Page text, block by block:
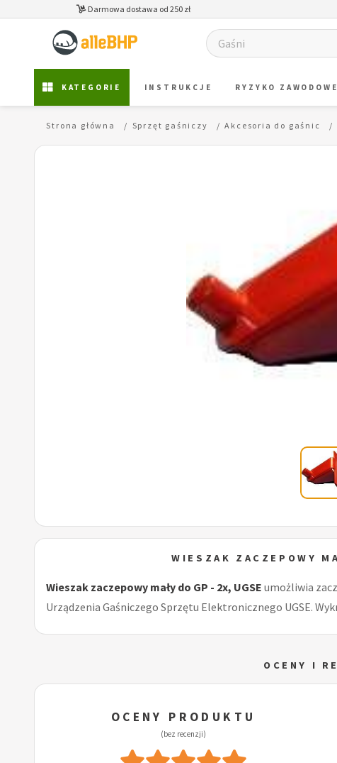
Darmowa dostawa od 250 zł
KATEGORIE INSTRUKCJE RYZYKO ZAWODOWE
Strona główna Sprzęt gaśniczy Akcesoria do gaśnic
WIESZAK ZACZEPOWY
Wieszak zaczepowy mały do GP - 2x, UGSE umożliwia
Urządzenia Gaśniczego Sprzętu Elektronicznego UGSE.
OCENY I
OCENY PRODUKTU
(bez recenzji)